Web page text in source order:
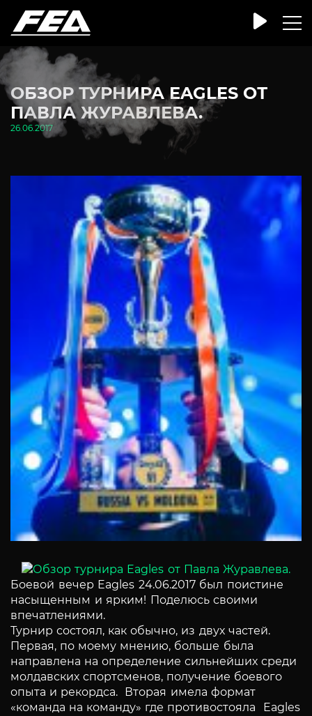
ОБЗОР ТУРНИРА EAGLES ОТ
ПАВЛА ЖУРАВЛЕВА.
26.06.2017
Боевой вечер Eagles 24.06.2017 был поистине
насыщенным и ярким! Поделюсь своими
впечатлениями.
Турнир состоял, как обычно, из двух частей.
Первая, по моему мнению, больше была
направлена на определение сильнейших среди
молдавских спортсменов, получение боевого
опыта и рекордса. Вторая имела формат
«команда на команду» где противостояла Eagles